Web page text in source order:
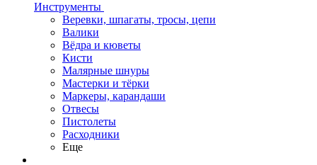
Инструменты
Веревки, шпагаты, тросы, цепи
Валики
Вёдра и кюветы
Кисти
Малярные шнуры
Мастерки и тёрки
Маркеры, карандаши
Отвесы
Пистолеты
Расходники
Еще